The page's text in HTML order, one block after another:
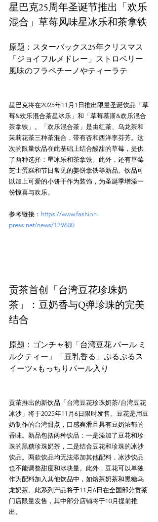
星巴克25周年圣诞节推出「欢乐
混合」草莓风味星冰乐和茶拿铁
原题：スターバックス25年クリスマス
「ジョイフルメドレー」ストロベリー
星巴克将在2025年11月1日推出限量圣诞饮品「草
莓&欢乐混合茶星冰乐」和「草莓慕斯&欢乐混合
茶拿铁」。「欢乐混合茶」是由红茶、乌龙茶和
茉莉花茶三种茶混合，带有杏和西洋李芬芳。这
次的限量饮品在此基础上结合酸甜的草莓，提供
了两种选择：星冰乐和茶拿铁。此外，还有草莓
芝士蛋糕和节日常见的姜饼拿铁等新品。饮品可
以加上可爱的小饼干作为装饰，为圣诞季增添一
参考链接： https://www.fashion-
press.net/news/139600
贡茶首创「台湾豆花珍珠奶
茶」：豆奶香与Q弹珍珠的完美
结合
原题：ゴンチャ初「台湾豆花 パール ミ
ルクティー」「豆乳香る」ぷるぷるス
贡茶推出的新饮品「台湾豆花珍珠奶茶/台湾豆花
冰沙」将于2025年11月6日限时发售。豆花是用豆
奶制作的台湾甜点，口感爽滑且具有豆奶浓郁的
香味。新品包括两种饮品：一是添加了豆花和珍
珠的黑糖珍珠奶茶，二是结合豆花和珍珠的冰沙
饮品。两款饮品均无法添加其他配料，冰沙饮品
也不能调整甜度和冰块量。此外，豆花可以单独
作为配料加入其他饮品中，如焙茶奶茶和黑糖乌
龙奶茶。此系列产品将于11月6日在全国部分贡茶
门店限量发售，其中部分店铺将于10月提前推